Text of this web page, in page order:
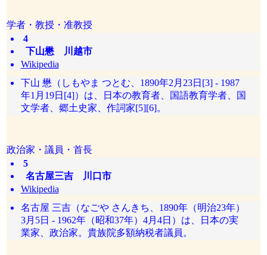
学者・教授・准教授
4
下山懋 川越市
Wikipedia
下山 懋（しもやま つとむ、1890年2月23日[3] - 1987
年1月19日[4]）は、日本の教育者、国語教育学者、国
文学者、郷土史家、作詞家[5][6]。
政治家・議員・首長
5
名古屋三吉 川口市
Wikipedia
名古屋 三吉（なごや さんきち、1890年（明治23年）
3月5日 - 1962年（昭和37年）4月4日）は、日本の実
業家、政治家。貴族院多額納税者議員。